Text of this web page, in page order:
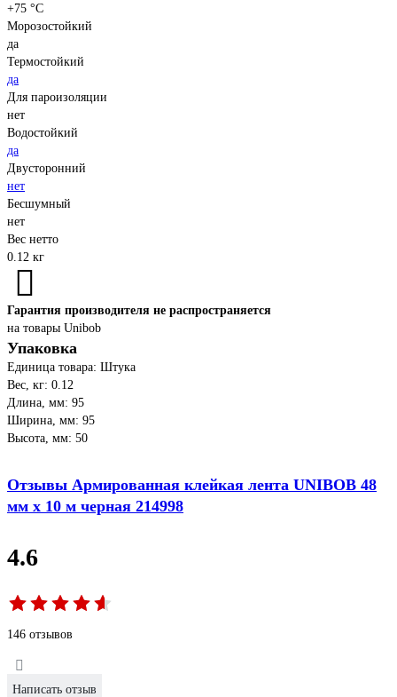
+75 °С
Морозостойкий
да
Термостойкий
да
Для пароизоляции
нет
Водостойкий
да
Двусторонний
нет
Бесшумный
нет
Вес нетто
0.12 кг
Гарантия производителя не распространяется
на товары Unibob
Упаковка
Единица товара: Штука
Вес, кг: 0.12
Длина, мм: 95
Ширина, мм: 95
Высота, мм: 50
Отзывы Армированная клейкая лента UNIBOB 48
мм х 10 м черная 214998
4.6
146 отзывов
Написать отзыв